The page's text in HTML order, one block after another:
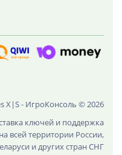
X|S - ИгроКонсоль © 2026
ключей и поддержка
всей территории России,
и других стран СНГ